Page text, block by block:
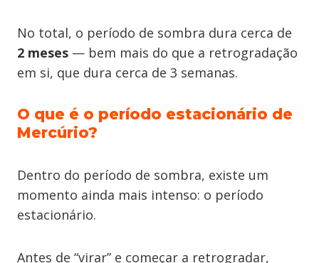
No total, o período de sombra dura cerca de
2 meses — bem mais do que a retrogradação
em si, que dura cerca de 3 semanas.
O que é o período estacionário de
Mercúrio?
Dentro do período de sombra, existe um
momento ainda mais intenso: o período
estacionário.
Antes de “virar” e começar a retrogradar,